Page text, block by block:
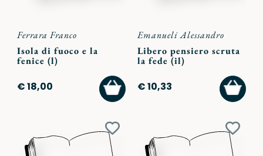
Ferrara Franco
Isola di fuoco e la
fenice (l)
€ 18,00
AGGIUNGI
AL
CARRELLO
Emanueli Alessandro
Libero pensiero scruta
la fede (il)
€ 10,33
AL
Aggiungi
ai
ai